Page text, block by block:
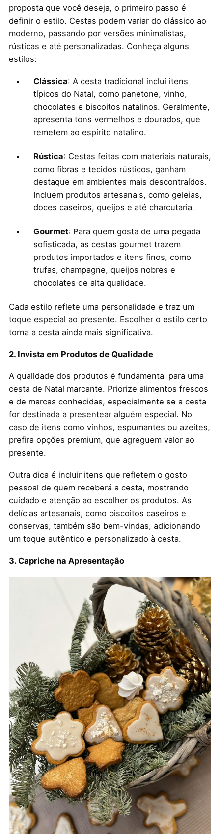
proposta que você deseja, o primeiro passo é
definir o estilo. Cestas podem variar do clássico ao
moderno, passando por versões minimalistas,
rústicas e até personalizadas. Conheça alguns
estilos:
Clássica: A cesta tradicional inclui itens
típicos do Natal, como panetone, vinho,
chocolates e biscoitos natalinos. Geralmente,
apresenta tons vermelhos e dourados, que
remetem ao espírito natalino.
Rústica: Cestas feitas com materiais naturais,
como fibras e tecidos rústicos, ganham
destaque em ambientes mais descontraídos.
Incluem produtos artesanais, como geleias,
doces caseiros, queijos e até charcutaria.
Gourmet: Para quem gosta de uma pegada
sofisticada, as cestas gourmet trazem
produtos importados e itens finos, como
trufas, champagne, queijos nobres e
chocolates de alta qualidade.
Cada estilo reflete uma personalidade e traz um
toque especial ao presente. Escolher o estilo certo
torna a cesta ainda mais significativa.
2. Invista em Produtos de Qualidade
A qualidade dos produtos é fundamental para uma
cesta de Natal marcante. Priorize alimentos frescos
e de marcas conhecidas, especialmente se a cesta
for destinada a presentear alguém especial. No
caso de itens como vinhos, espumantes ou azeites,
prefira opções premium, que agreguem valor ao
presente.
Outra dica é incluir itens que refletem o gosto
pessoal de quem receberá a cesta, mostrando
cuidado e atenção ao escolher os produtos. As
delícias artesanais, como biscoitos caseiros e
conservas, também são bem-vindas, adicionando
um toque autêntico e personalizado à cesta.
3. Capriche na Apresentação